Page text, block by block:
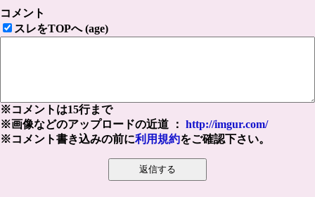
コメント
スレをTOPへ (age)
※コメントは15行まで
※画像などのアップロードの近道 ： http://imgur.com/
※コメント書き込みの前に利用規約をご確認下さい。